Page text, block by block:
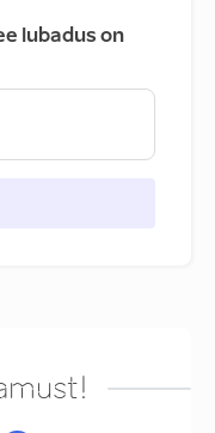
lubadus on